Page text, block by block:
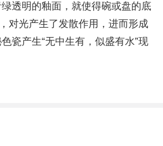
透明的釉面，就使得碗或盘的底
对光产生了发散作用，进而形成
瓷产生“无中生有，似盛有水”现